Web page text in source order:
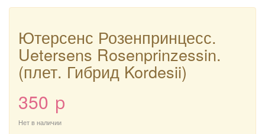
Ютерсенс Розенпринцесс.
Uetersens Rosenprinzessin.
(плет. Гибрид Kordesii)
350 p
Нет в наличии